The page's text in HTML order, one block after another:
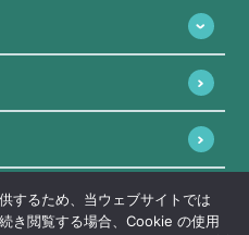
ポリシー
するため、当ウェブサイトでは
き閲覧する場合、Cookie の使用